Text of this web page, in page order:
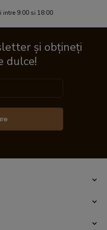
intre 9:00 si 18:00
și obțineți
dulce!